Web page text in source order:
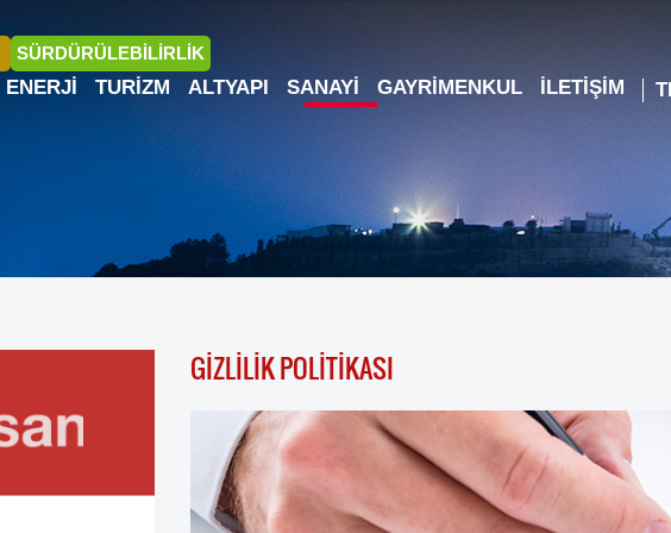
SÜRDÜRÜLEBİLİRLİK
ENERJI TURIZM ALTYAPI SANAYI GAYRIMENKUL İLETIŞIM
GİZLİLİK POLİTİKASI